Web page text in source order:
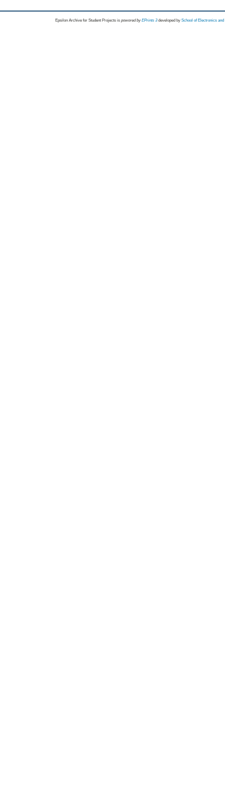
Epsilon Archive for Student Projects is powored byEPrints 3 developed by School of Electronics